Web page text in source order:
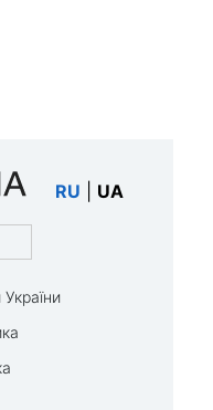
RU UA